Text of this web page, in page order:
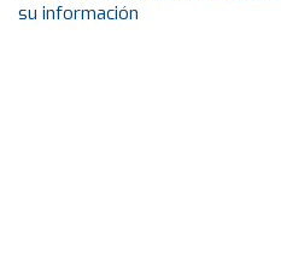
su información